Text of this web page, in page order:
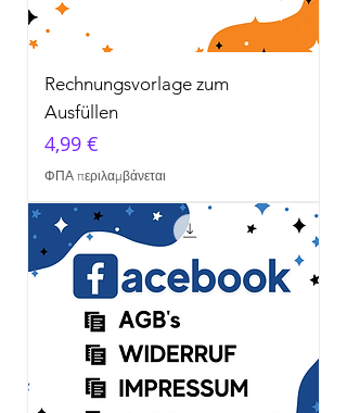
Rechnungsvorlage zum
Ausfüllen
Τιμή
4,99 €
ΦΠΑ περιλαμβάνεται